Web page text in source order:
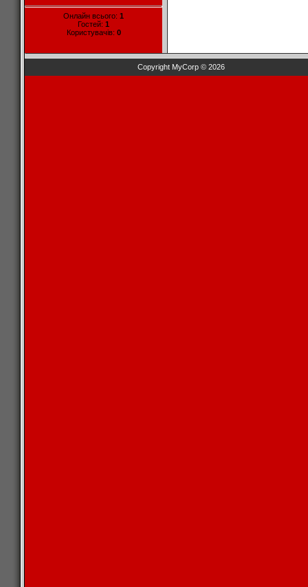
Онлайн всього: 1
Гостей: 1
Користувачів: 0
Copyright MyCorp © 2026